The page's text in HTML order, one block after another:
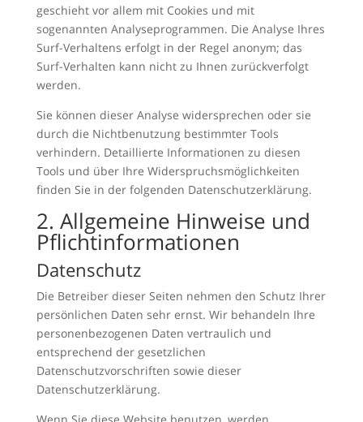
geschieht vor allem mit Cookies und mit
sogenannten Analyseprogrammen. Die Analyse Ihres
Surf-Verhaltens erfolgt in der Regel anonym; das
Surf-Verhalten kann nicht zu Ihnen zurückverfolgt
werden.
Sie können dieser Analyse widersprechen oder sie
durch die Nichtbenutzung bestimmter Tools
verhindern. Detaillierte Informationen zu diesen
Tools und über Ihre Widerspruchsmöglichkeiten
finden Sie in der folgenden Datenschutzerklärung.
2. Allgemeine Hinweise und
Pflichtinformationen
Datenschutz
Die Betreiber dieser Seiten nehmen den Schutz Ihrer
persönlichen Daten sehr ernst. Wir behandeln Ihre
personenbezogenen Daten vertraulich und
entsprechend der gesetzlichen
Datenschutzvorschriften sowie dieser
Datenschutzerklärung.